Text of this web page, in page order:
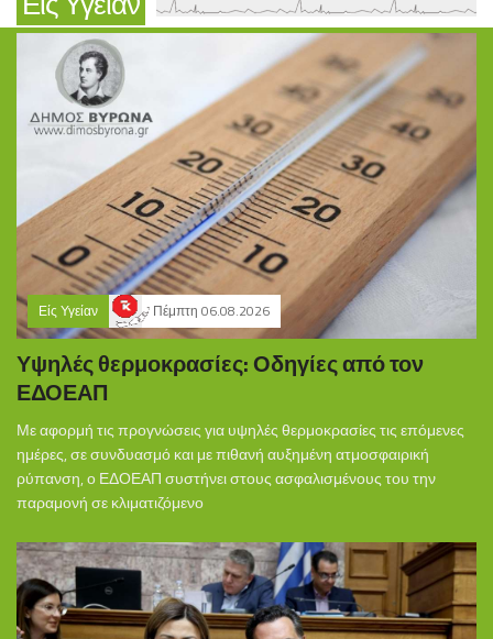
Είς Υγείαν Πέμπτη 06.08.2026
Υψηλές θερμοκρασίες: Οδηγίες από τον
ΕΔΟΕΑΠ
Με αφορμή τις προγνώσεις για υψηλές θερμοκρασίες τις επόμενες
ημέρες, σε συνδυασμό και με πιθανή αυξημένη ατμοσφαιρική
ρύπανση, ο ΕΔΟΕΑΠ συστήνει στους ασφαλισμένους του την
παραμονή σε κλιματιζόμενο